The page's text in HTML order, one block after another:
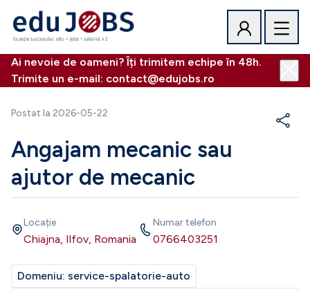
Ai nevoie de oameni? Îți trimitem echipe în 48h.
Trimite un e-mail: contact@edujobs.ro
Postat la 2026-05-22
Angajam mecanic sau
ajutor de mecanic
Locație
Chiajna, Ilfov, Romania
Numar telefon
0766403251
Domeniu: service-spalatorie-auto